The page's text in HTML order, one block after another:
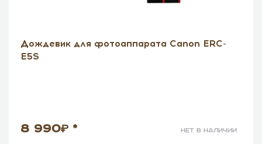
Дождевик для фотоаппарата Canon ERC-
E5S
8 990 * нет в наличии